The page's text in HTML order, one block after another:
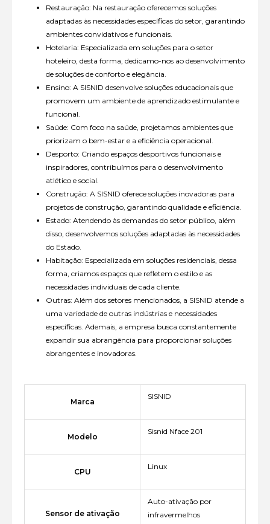
Restauração: Na restauração oferecemos soluções
adaptadas às necessidades específicas do setor, garantindo
ambientes convidativos e funcionais.
Hotelaria: Especializada em soluções para o setor
hoteleiro, desta forma, dedicamo-nos ao desenvolvimento
de soluções de conforto e elegância.
Ensino: A SISNID desenvolve soluções educacionais que
promovem um ambiente de aprendizado estimulante e
funcional.
Saúde: Com foco na saúde, projetamos ambientes que
priorizam o bem-estar e a eficiência operacional.
Desporto: Criando espaços desportivos funcionais e
inspiradores, contribuímos para o desenvolvimento
atlético e social.
Construção: A SISNID oferece soluções inovadoras para
projetos de construção, garantindo qualidade e eficiência.
Estado: Atendendo às demandas do setor público, além
disso, desenvolvemos soluções adaptadas às necessidades
do Estado.
Habitação: Especializada em soluções residenciais, dessa
forma, criamos espaços que refletem o estilo e as
necessidades individuais de cada cliente.
Outras: Além dos setores mencionados, a SISNID atende a
uma variedade de outras indústrias e necessidades
específicas. Ademais, a empresa busca constantemente
expandir sua abrangência para proporcionar soluções
abrangentes e inovadoras.
Marca
SISNID
Modelo
Sisnid Nface 201
CPU
Linux
Sensor de ativação
Auto-ativação por
infravermelhos